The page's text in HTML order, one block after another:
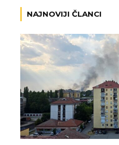
NAJNOVIJI ČLANCI